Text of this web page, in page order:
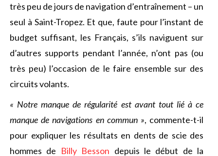
très peu de jours de navigation d’entraînement – un
seul à Saint-Tropez. Et que, faute pour l’instant de
budget suffisant, les Français, s’ils naviguent sur
d’autres supports pendant l’année, n’ont pas (ou
très peu) l’occasion de le faire ensemble sur des
circuits volants.
« Notre manque de régularité est avant tout lié à ce
manque de navigations en commun », commente-t-il
pour expliquer les résultats en dents de scie des
hommes de Billy Besson depuis le début de la